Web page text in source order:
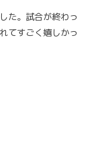
た。試合が終わっ
てすごく嬉しかっ